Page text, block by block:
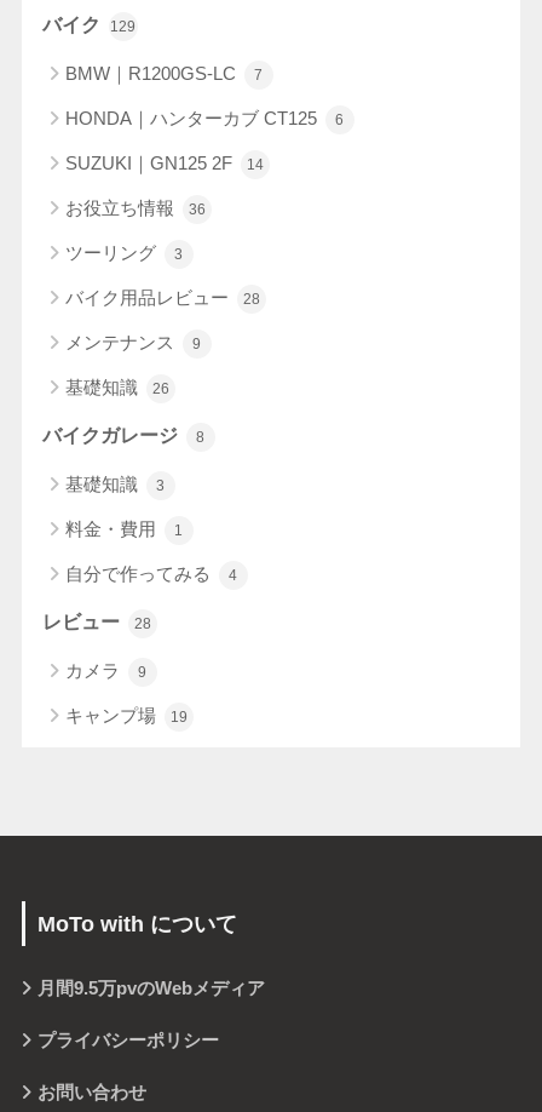
バイク 129
BMW｜R1200GS-LC 7
HONDA｜ハンターカブ CT125 6
SUZUKI｜GN125 2F 14
お役立ち情報 36
ツーリング 3
バイク用品レビュー 28
メンテナンス 9
基礎知識 26
バイクガレージ 8
基礎知識 3
料金・費用 1
自分で作ってみる 4
レビュー 28
カメラ 9
キャンプ場 19
MoTo with について
月間9.5万pvのWebメディア
プライバシーポリシー
お問い合わせ